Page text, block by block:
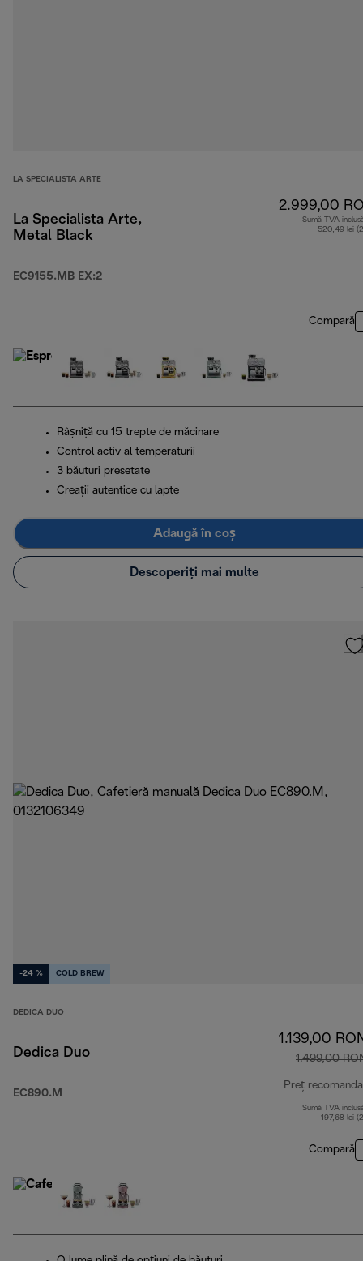
LA SPECIALISTA ARTE
La Specialista Arte,
Metal Black
EC9155.MB EX:2
2.999,00
Sumă TVA
520,49 lei
Compară
Râșniță cu 15 trepte de măcinare
Control activ al temperaturii
3 băuturi presetate
Creații autentice cu lapte
Adaugă în coș
Descoperiți mai multe
-24 % COLD BREW
DEDICA DUO
Dedica Duo
EC890.M
1.139,00
1.499,00
Preț
Sumă TVA
197,68 lei
Compară